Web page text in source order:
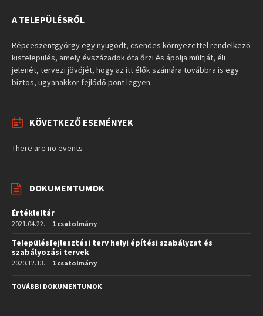
A TELEPÜLÉSRŐL
Répceszentgyörgy egy nyugodt, csendes környezettel rendelkező
kistelepülés, amely évszázadok óta őrzi és ápolja múltját, éli
jelenét, tervezi jövőjét, hogy az itt élők számára továbbra is egy
biztos, ugyanakkor fejlődő pont legyen.
KÖVETKEZŐ ESEMÉNYEK
There are no events
DOKUMENTUMOK
Értékleltár
2021.04.22. 1 csatolmány
Településfejlesztési terv helyi építési szabályzat és
szabályozási tervek
2020.12.13. 1 csatolmány
TOVÁBBI DOKUMENTUMOK